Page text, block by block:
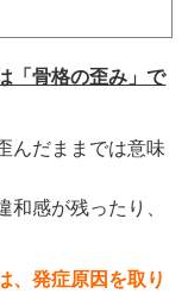
「骨格の歪み」で
んだままでは意味
和感が残ったり、
、発症原因を取り